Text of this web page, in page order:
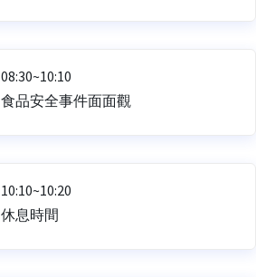
08:30~10:10
食品安全事件面面觀
10:10~10:20
休息時間